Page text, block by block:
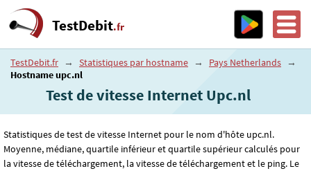
TestDebit.fr
TestDebit.fr → Statistiques par hostname → Pays Netherlands →
Hostname upc.nl
Test de vitesse Internet Upc.nl
Statistiques de test de vitesse Internet pour le nom d'hôte upc.nl.
Moyenne, médiane, quartile inférieur et quartile supérieur calculés pour
la vitesse de téléchargement, la vitesse de téléchargement et le ping. Le